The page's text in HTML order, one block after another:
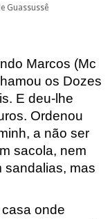
Guassussê
Marcos (Mc
os Dozes
E deu-lhe
Ordenou
a não ser
sacola, nem
sandalias, mas
onde